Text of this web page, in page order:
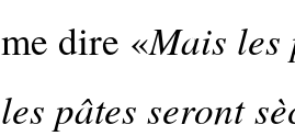
me dire «Mais
les pâtes seront